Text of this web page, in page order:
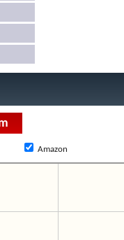
Amazon